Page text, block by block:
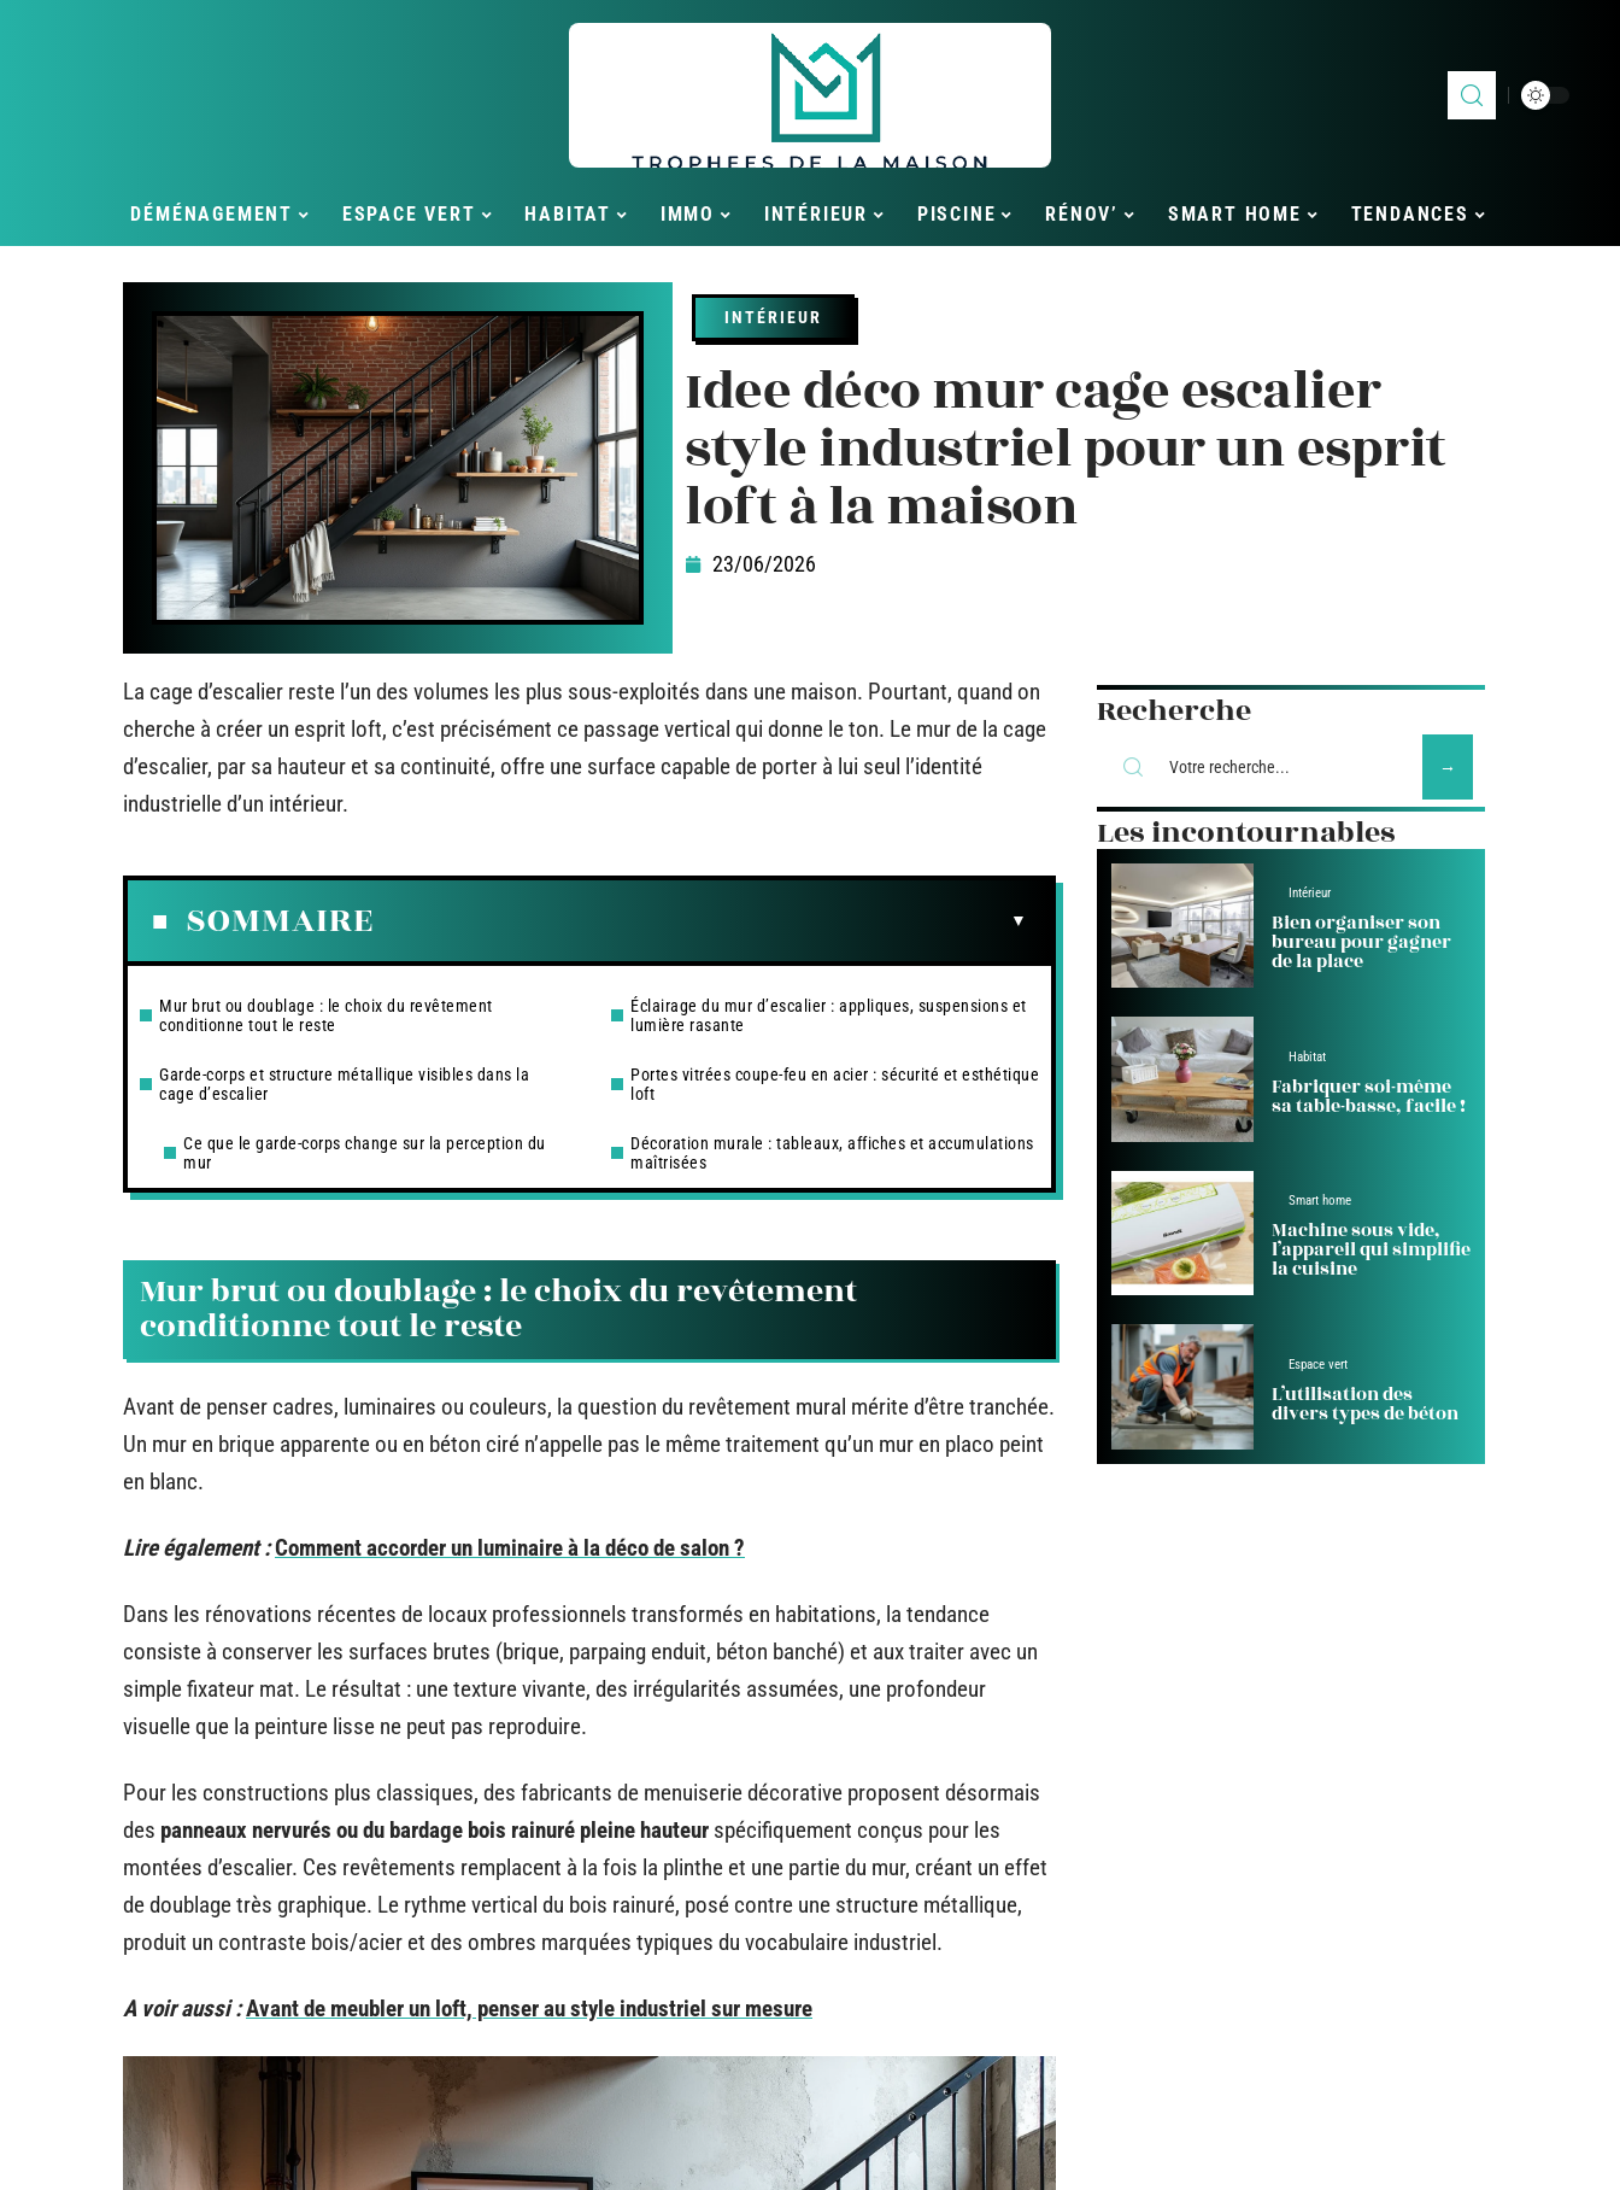
DÉMÉNAGEMENT ESPACE VERT HABITAT IMMO INTÉRIEUR PISCINE RÉNOV’ SMART HOME TENDANCES
INTÉRIEUR
Idee déco mur cage escalier
style industriel pour un esprit
loft à la maison
23/06/2026
La cage d’escalier reste l’un des volumes les plus sous-exploités dans une maison. Pourtant, quand on
cherche à créer un esprit loft, c’est précisément ce passage vertical qui donne le ton. Le mur de la cage
d’escalier, par sa hauteur et sa continuité, offre une surface capable de porter à lui seul l’identité
industrielle d’un intérieur.
SOMMAIRE
Mur brut ou doublage : le choix du revêtement
conditionne tout le reste
Garde-corps et structure métallique visibles dans la
cage d’escalier
Ce que le garde-corps change sur la perception du
mur
Éclairage du mur d’escalier : appliques, suspensions et
lumière rasante
Portes vitrées coupe-feu en acier : sécurité et esthétique
loft
Décoration murale : tableaux, affiches et accumulations
maîtrisées
Mur brut ou doublage : le choix du revêtement
conditionne tout le reste
Avant de penser cadres, luminaires ou couleurs, la question du revêtement mural mérite d’être tranchée.
Un mur en brique apparente ou en béton ciré n’appelle pas le même traitement qu’un mur en placo peint
en blanc.
Lire également :Comment accorder un luminaire à la déco de salon ?
Dans les rénovations récentes de locaux professionnels transformés en habitations, la tendance
consiste à conserver les surfaces brutes (brique, parpaing enduit, béton banché) et aux traiter avec un
simple fixateur mat. Le résultat : une texture vivante, des irrégularités assumées, une profondeur
visuelle que la peinture lisse ne peut pas reproduire.
Pour les constructions plus classiques, des fabricants de menuiserie décorative proposent désormais
des panneaux nervurés ou du bardage bois rainuré pleine hauteur spécifiquement conçus pour les
montées d’escalier. Ces revêtements remplacent à la fois la plinthe et une partie du mur, créant un effet
de doublage très graphique. Le rythme vertical du bois rainuré, posé contre une structure métallique,
produit un contraste bois/acier et des ombres marquées typiques du vocabulaire industriel.
A voir aussi :Avant de meubler un loft, penser au style industriel sur mesure
Recherche
Les incontournables
Intérieur
Bien organiser son
bureau pour gagner
de la place
Habitat
Fabriquer soi-même
sa table-basse, facile !
Smart home
Machine sous vide,
l’appareil qui simplifie
la cuisine
Espace vert
L’utilisation des
divers types de béton